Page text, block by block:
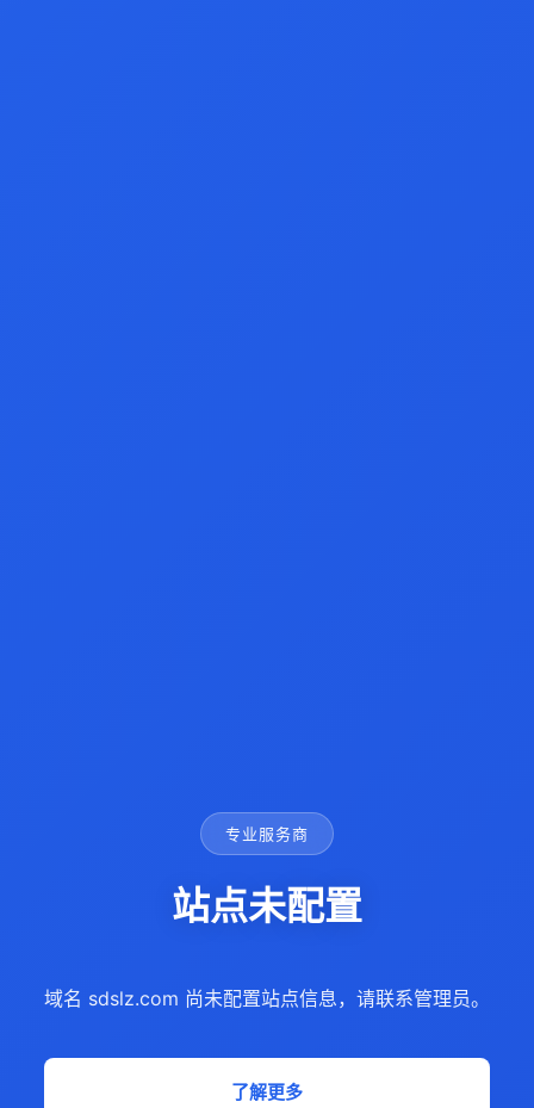
专业服务商
站点未配置
域名 sdslz.com 尚未配置站点信息，请联系管理员。
了解更多